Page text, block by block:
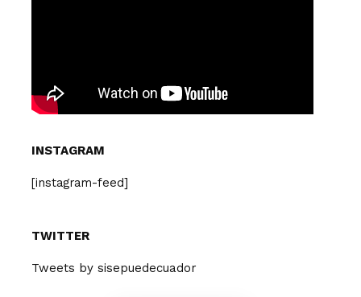
INSTAGRAM
[instagram-feed]
TWITTER
Tweets by sisepuedecuador